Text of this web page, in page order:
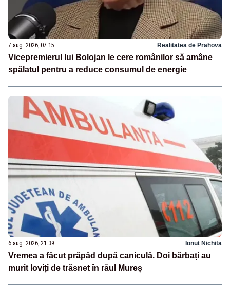
7 aug. 2026, 07:15 Realitatea de Prahova
Vicepremierul lui Bolojan le cere românilor să amâne
spălatul pentru a reduce consumul de energie
6 aug. 2026, 21:39 Ionuț Nichita
Vremea a făcut prăpăd după caniculă. Doi bărbați au
murit loviți de trăsnet în râul Mureș